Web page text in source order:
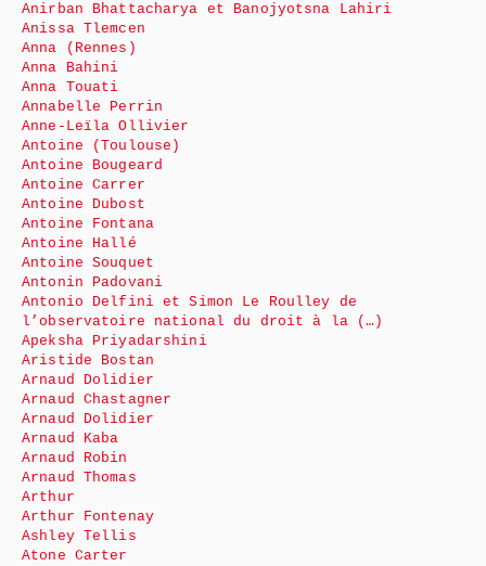
Anirban Bhattacharya et Banojyotsna Lahiri
Anissa Tlemcen
Anna (Rennes)
Anna Bahini
Anna Touati
Annabelle Perrin
Anne-Leïla Ollivier
Antoine (Toulouse)
Antoine Bougeard
Antoine Carrer
Antoine Dubost
Antoine Fontana
Antoine Hallé
Antoine Souquet
Antonin Padovani
Antonio Delfini et Simon Le Roulley de
l’observatoire national du droit à la (…)
Apeksha Priyadarshini
Aristide Bostan
Arnaud Dolidier
Arnaud Chastagner
Arnaud Dolidier
Arnaud Kaba
Arnaud Robin
Arnaud Thomas
Arthur
Arthur Fontenay
Ashley Tellis
Atone Carter